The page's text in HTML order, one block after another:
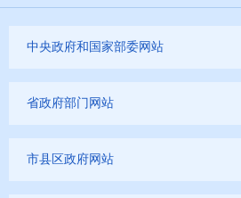
中央政府和国家部委网站
省政府部门网站
市县区政府网站